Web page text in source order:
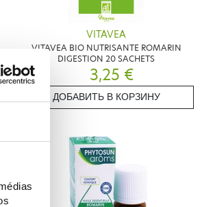
VITAVEA
VITAVEA BIO NUTRISANTE ROMARIN
DIGESTION 20 SACHETS
3,25 €
ДОБАВИТЬ В КОРЗИНУ